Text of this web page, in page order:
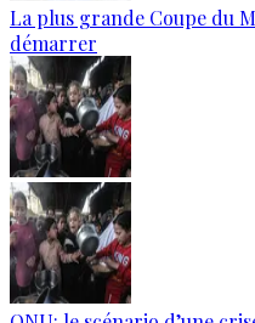
La plus grande Coupe du
démarrer